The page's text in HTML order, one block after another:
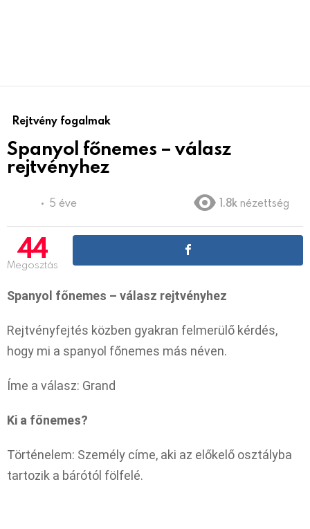
Rejtvény fogalmak
Spanyol főnemes – válasz
rejtvényhez
5 éve 1.8k nézettség
44
Megosztás
Spanyol főnemes – válasz rejtvényhez
Rejtvényfejtés közben gyakran felmerülő kérdés,
hogy mi a spanyol főnemes más néven.
Íme a válasz: Grand
Ki a főnemes?
Történelem: Személy címe, aki az előkelő osztályba
tartozik a bárótól fölfelé.